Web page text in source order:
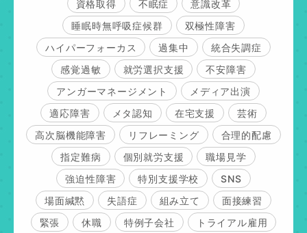
資格取得 不眠症
意識改革
睡眠時無呼吸症候群
双極性障害
ハイパーフォーカス
過集中
統合失調症
感覚過敏
就労選択支援
不安障害
アンガーマネージメント
メディア出演
適応障害
メタ認知 在宅支援
芸術
高次脳機能障害
リフレーミング
合理的配慮
指定難病
個別就労支援
職場見学
強迫性障害
特別支援学校
SNS
場面緘黙
失語症 組み立て
面接練習
緊張
休職 特例子会社
トライアル雇用